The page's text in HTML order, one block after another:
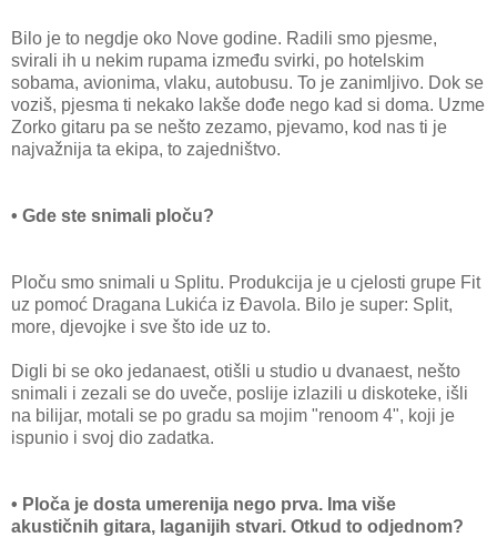
Bilo je to negdje oko Nove godine. Radili smo pjesme,
svirali ih u nekim rupama između svirki, po hotelskim
sobama, avionima, vlaku, autobusu. To je zanimljivo. Dok se
voziš, pjesma ti nekako lakše dođe nego kad si doma. Uzme
Zorko gitaru pa se nešto zezamo, pjevamo, kod nas ti je
najvažnija ta ekipa, to zajedništvo.
• Gde ste snimali ploču?
Ploču smo snimali u Splitu. Produkcija je u cjelosti grupe Fit
uz pomoć Dragana Lukića iz Đavola. Bilo je super: Split,
more, djevojke i sve što ide uz to.
Digli bi se oko jedanaest, otišli u studio u dvanaest, nešto
snimali i zezali se do uveče, poslije izlazili u diskoteke, išli
na bilijar, motali se po gradu sa mojim "renoom 4", koji je
ispunio i svoj dio zadatka.
• Ploča je dosta umerenija nego prva. Ima više
akustičnih gitara, laganijih stvari. Otkud to odjednom?